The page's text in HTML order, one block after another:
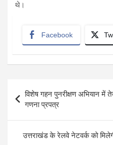
थे।
Facebook
Post
navigation
विशेष गहन पुनरीक्षण अभियान में
गणना प्रपत्र
उत्तराखंड के रेलवे नेटवर्क को